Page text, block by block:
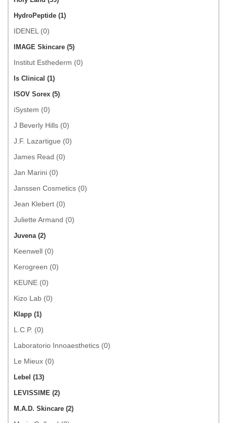
HydroPeptide (1)
IDENEL (0)
IMAGE Skincare (5)
Institut Esthederm (0)
Is Clinical (1)
ISOV Sorex (5)
iSystem (0)
J Beverly Hills (0)
J.F. Lazartigue (0)
James Read (0)
Jan Marini (0)
Janssen Cosmetics (0)
Jean Klebert (0)
Juliette Armand (0)
Juvena (2)
Keenwell (0)
Kerogreen (0)
KEUNE (0)
Kizo Lab (0)
Klapp (1)
L.C.P. (0)
Laboratorio Innoaesthetics (0)
Le Mieux (0)
Lebel (13)
LEVISSIME (2)
M.A.D. Skincare (2)